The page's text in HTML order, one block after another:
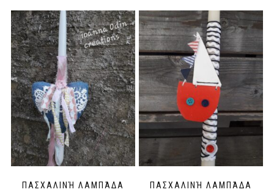
ΠΑΣΧΑΛΙΝΉ ΛΑΜΠΆΔΑ
ΠΑΣΧΑΛΙΝΉ ΛΑΜΠΆΔΑ